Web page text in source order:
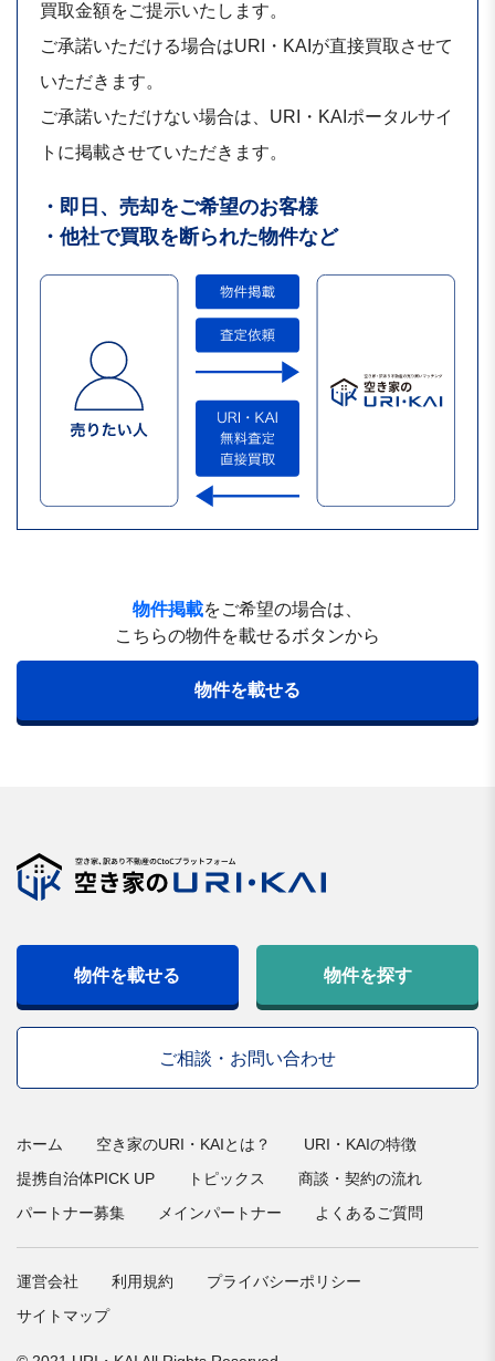
買取金額をご提示いたします。
ご承諾いただける場合はURI・KAIが直接買取させて
いただきます。
ご承諾いただけない場合は、URI・KAIポータルサイ
トに掲載させていただきます。
・即日、売却をご希望のお客様
・他社で買取を断られた物件など
物件掲載をご希望の場合は、
こちらの物件を載せるボタンから
物件を載せる
物件を載せる 物件を探す
ご相談・お問い合わせ
ホーム 空き家のURI・KAIとは？
URI・KAIの特徴
提携自治体PICK UP
トピックス
商談・契約の流れ
パートナー募集
メインパートナー よくあるご質問
運営会社 利用規約
プライバシーポリシー
サイトマップ